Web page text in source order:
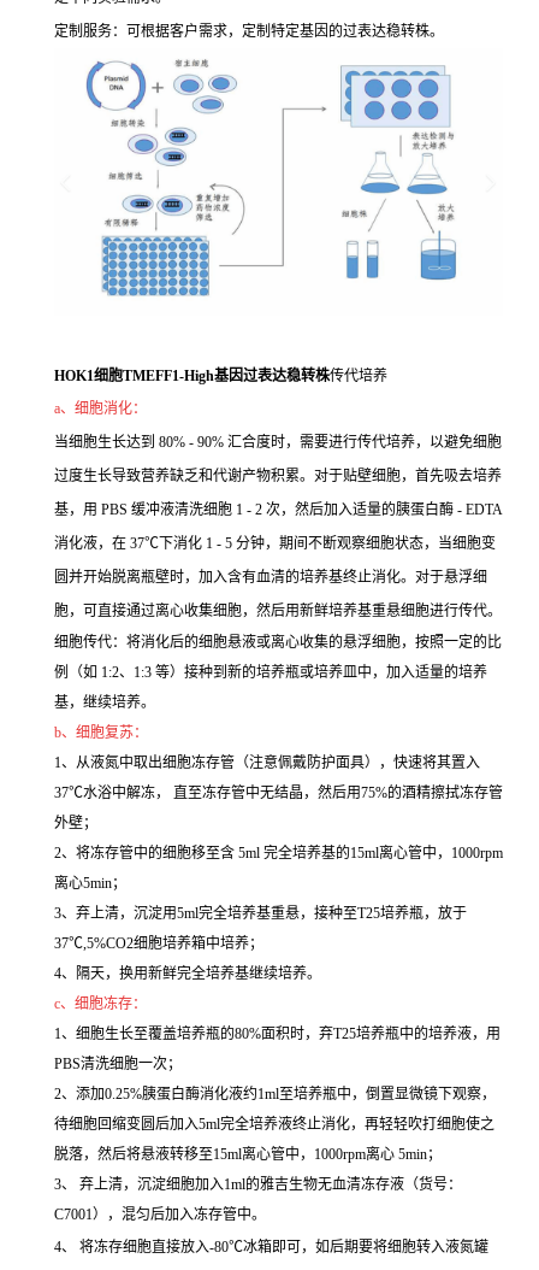
定制服务：可根据客户需求，定制特定基因的过表达稳转株。
HOK1细胞TMEFF1-High基因过表达稳转株传代培养
a、细胞消化：
当细胞生长达到 80% - 90% 汇合度时，需要进行传代培养，以避免细胞
过度生长导致营养缺乏和代谢产物积累。对于贴壁细胞，首先吸去培养
基，用 PBS 缓冲液清洗细胞 1 - 2 次，然后加入适量的胰蛋白酶 - EDTA
消化液，在 37℃下消化 1 - 5 分钟，期间不断观察细胞状态，当细胞变
圆并开始脱离瓶壁时，加入含有血清的培养基终止消化。对于悬浮细
胞，可直接通过离心收集细胞，然后用新鲜培养基重悬细胞进行传代。
细胞传代：将消化后的细胞悬液或离心收集的悬浮细胞，按照一定的比
例（如 1:2、1:3 等）接种到新的培养瓶或培养皿中，加入适量的培养
基，继续培养。
b、细胞复苏：
1、从液氮中取出细胞冻存管（注意佩戴防护面具），快速将其置入
37℃水浴中解冻， 直至冻存管中无结晶，然后用75%的酒精擦拭冻存管
外壁；
2、将冻存管中的细胞移至含 5ml 完全培养基的15ml离心管中，1000rpm
离心5min；
3、弃上清，沉淀用5ml完全培养基重悬，接种至T25培养瓶，放于
37℃,5%CO2细胞培养箱中培养；
4、隔天，换用新鲜完全培养基继续培养。
c、细胞冻存：
1、细胞生长至覆盖培养瓶的80%面积时，弃T25培养瓶中的培养液，用
PBS清洗细胞一次；
2、添加0.25%胰蛋白酶消化液约1ml至培养瓶中，倒置显微镜下观察，
待细胞回缩变圆后加入5ml完全培养液终止消化，再轻轻吹打细胞使之
脱落，然后将悬液转移至15ml离心管中，1000rpm离心 5min；
3、 弃上清，沉淀细胞加入1ml的雅吉生物无血清冻存液（货号：
C7001），混匀后加入冻存管中。
4、 将冻存细胞直接放入-80℃冰箱即可，如后期要将细胞转入液氮罐